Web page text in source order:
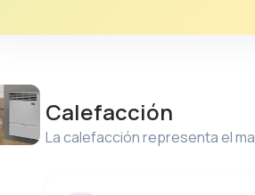
Calefacción
La calefacción representa el